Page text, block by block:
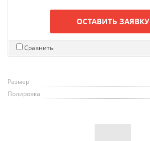
ОСТАВИТЬ ЗАЯВКУ
Сравнить
Размер
Полировка